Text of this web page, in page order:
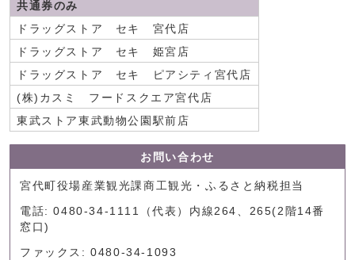
共通券のみ
ドラッグストア セキ 宮代店
ドラッグストア セキ 姫宮店
ドラッグストア セキ ピアシティ宮代店
(株)カスミ フードスクエア宮代店
東武ストア東武動物公園駅前店
お問い合わせ
宮代町役場産業観光課商工観光・ふるさと納税担当
電話: 0480-34-1111（代表）内線264、265(2階14番
窓口)
ファックス: 0480-34-1093